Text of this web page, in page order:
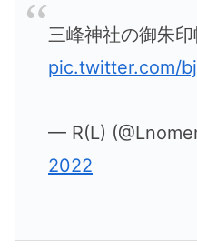
三峰神社の御朱
pic.twitter.com/
— R(L)
2022